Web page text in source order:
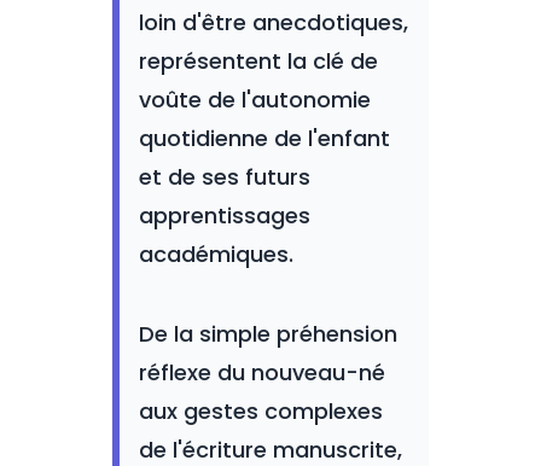
loin d'être anecdotiques,
représentent la clé de
voûte de l'autonomie
quotidienne de l'enfant
et de ses futurs
apprentissages
académiques.
De la simple préhension
réflexe du nouveau-né
aux gestes complexes
de l'écriture manuscrite,